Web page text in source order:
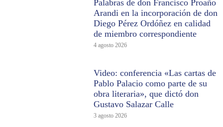
Palabras de don Francisco Proaño
Arandi en la incorporación de don
Diego Pérez Ordóñez en calidad
de miembro correspondiente
4 agosto 2026
Video: conferencia «Las cartas de
Pablo Palacio como parte de su
obra literaria», que dictó don
Gustavo Salazar Calle
3 agosto 2026